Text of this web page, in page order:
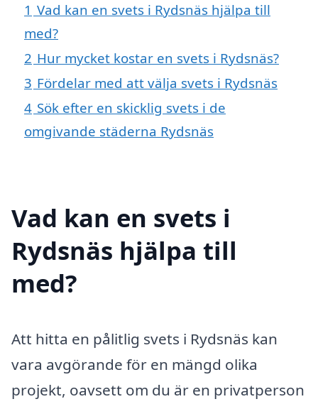
1 Vad kan en svets i Rydsnäs hjälpa till
med?
2 Hur mycket kostar en svets i Rydsnäs?
3 Fördelar med att välja svets i Rydsnäs
4 Sök efter en skicklig svets i de
omgivande städerna Rydsnäs
Vad kan en svets i
Rydsnäs hjälpa till
med?
Att hitta en pålitlig svets i Rydsnäs kan
vara avgörande för en mängd olika
projekt, oavsett om du är en privatperson